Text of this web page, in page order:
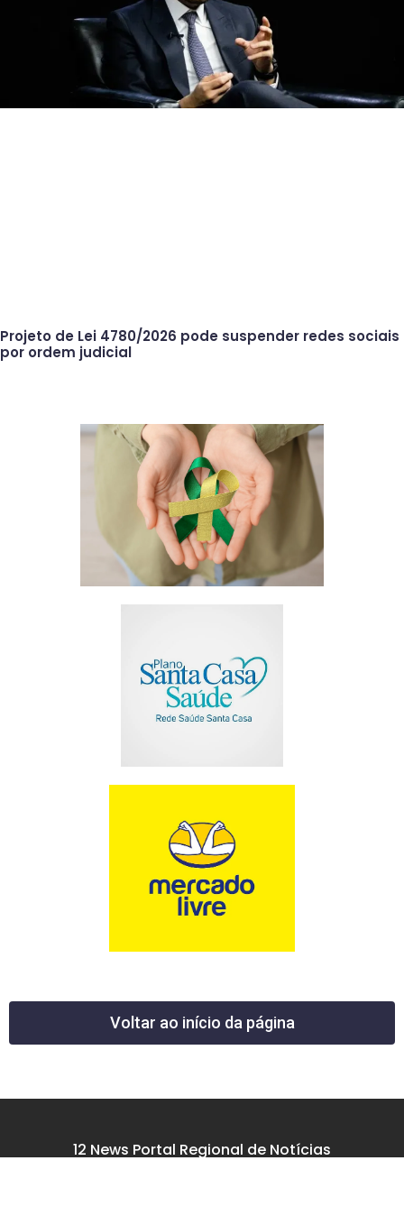
Projeto de Lei 4780/2026 pode suspender redes sociais
por ordem judicial
Voltar ao início da página
12 News Portal Regional de Notícias